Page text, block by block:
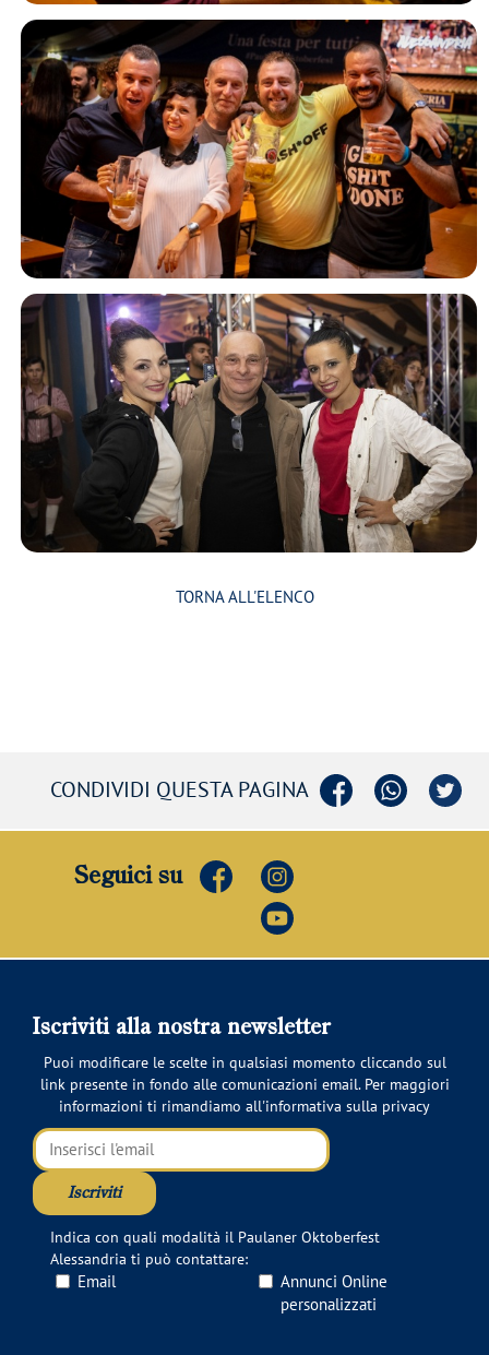
TORNA ALL'ELENCO
CONDIVIDI QUESTA PAGINA
Seguici su
Iscriviti alla nostra newsletter
Puoi modificare le scelte in qualsiasi momento cliccando sul
link presente in fondo alle comunicazioni email. Per maggiori
informazioni ti rimandiamo all'informativa sulla privacy
Indica con quali modalità il Paulaner Oktoberfest
Alessandria ti può contattare:
Email
Annunci Online
personalizzati